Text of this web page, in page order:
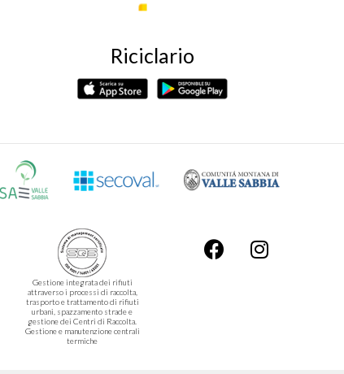
Riciclario
Gestione integrata dei rifiuti
attraverso i processi di raccolta,
trasporto e trattamento di rifiuti
urbani, spazzamento strade e
gestione dei Centri di Raccolta.
Gestione e manutenzione centrali
termiche